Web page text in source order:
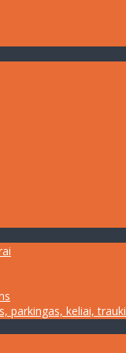
parkingas, keliai,